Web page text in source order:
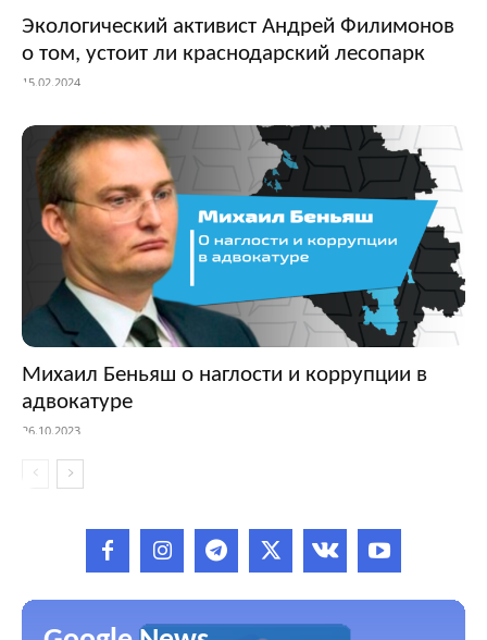
Экологический активист Андрей Филимонов
о том, устоит ли краснодарский лесопарк
15.02.2024
Михаил Беньяш о наглости и коррупции в
адвокатуре
26.10.2023